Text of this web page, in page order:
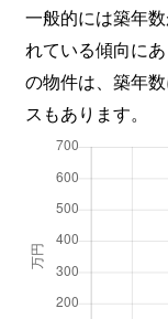
一般的には築年
れている傾向に
の物件は、築年
スもあります。